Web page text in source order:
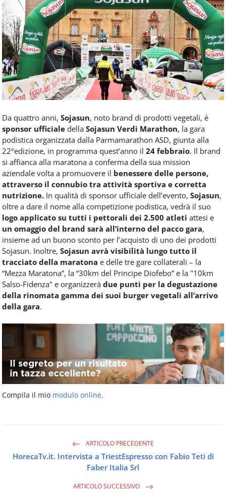
Service
e
tutte
le
novità
del
comparto
Horeca.
Da quattro anni, Sojasun, noto brand di prodotti vegetali, è
sponsor ufficiale della Sojasun Verdi Marathon, la gara
podistica organizzata dalla Parmamarathon ASD, giunta alla
22°edizione, in programma quest’anno il 24 febbraio. Il brand
si affianca alla maratona a conferma della sua mission
aziendale volta a promuovere il benessere delle persone,
attraverso il connubio tra attività sportiva e corretta
nutrizione. In qualità di sponsor ufficiale dell’evento, Sojasun,
oltre a dare il nome alla competizione podistica, vedrà il suo
logo applicato su tutti i pettorali dei 2.500 atleti attesi e
un omaggio del brand sarà all’interno del pacco gara,
insieme ad un buono sconto per l’acquisto di uno dei prodotti
Sojasun. Inoltre, Sojasun avrà visibilità lungo tutto il
tracciato della maratona e delle tre gare collaterali – la
“Mezza Maratona”, la “30km del Principe Diofebo” e la "10km
Salso-Fidenza" e organizzerà due punti per la degustazione
della rinomata gamma dei suoi burger vegetali all’arrivo
della gara.
Compila il mio modulo online.
ARTICOLO PRECEDENTE
HorecaTv.it. Intervista a TriestEspresso con Fabio Teti di
Faber Italia Srl
ARTICOLO SUCCESSIVO